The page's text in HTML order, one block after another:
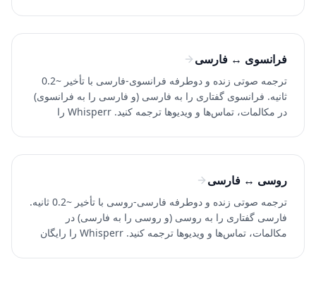
فرانسوی ↔ فارسی
ترجمه صوتی زنده و دوطرفه فرانسوی-فارسی با تأخیر ~0.2
ثانیه. فرانسوی گفتاری را به فارسی (و فارسی را به فرانسوی)
در مکالمات، تماس‌ها و ویدیوها ترجمه کنید. Whisperr را
روسی ↔ فارسی
ترجمه صوتی زنده و دوطرفه فارسی-روسی با تأخیر ~0.2 ثانیه.
فارسی گفتاری را به روسی (و روسی را به فارسی) در
مکالمات، تماس‌ها و ویدیوها ترجمه کنید. Whisperr را رایگان